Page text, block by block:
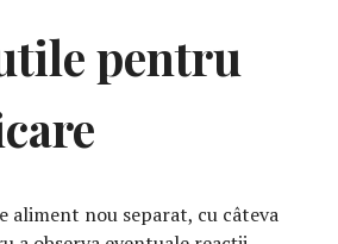
pentru
aliment nou separat, cu câteva